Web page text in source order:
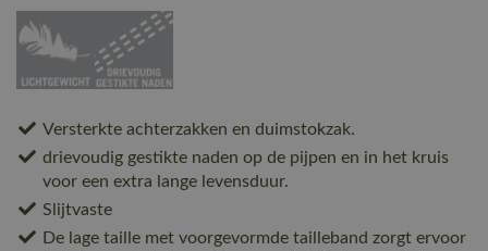
Versterkte achterzakken en duimstokzak.
drievoudig gestikte naden op de pijpen en in het kruis
voor een extra lange levensduur.
Slijtvaste
De lage taille met voorgevormde tailleband zorgt ervoor